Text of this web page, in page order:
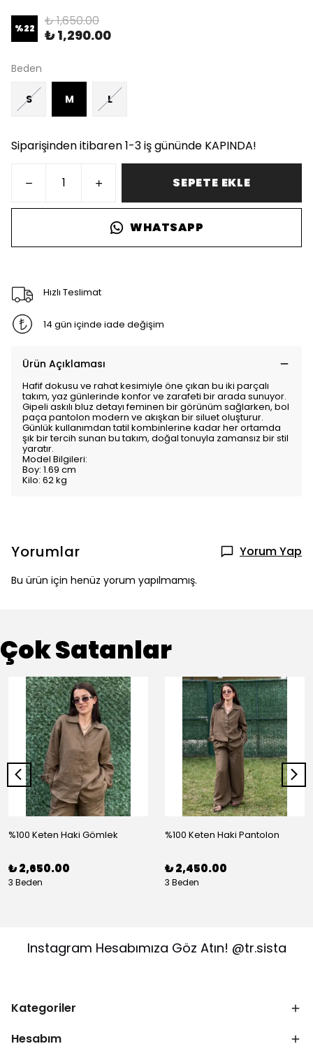
%22 ₺ 1,650.00
₺ 1,290.00
Beden
S M L
Siparişinden itibaren 1-3 iş gününde KAPINDA!
SEPETE EKLE
WHATSAPP
Hızlı Teslimat
14 gün içinde iade değişim
Ürün Açıklaması
Hafif dokusu ve rahat kesimiyle öne çıkan bu iki parçalı
takım, yaz günlerinde konfor ve zarafeti bir arada sunuyor.
Gipeli askılı bluz detayı feminen bir görünüm sağlarken, bol
paça pantolon modern ve akışkan bir siluet oluşturur.
Günlük kullanımdan tatil kombinlerine kadar her ortamda
şık bir tercih sunan bu takım, doğal tonuyla zamansız bir stil
yaratır.
Model Bilgileri:
Boy: 1.69 cm
Kilo: 62 kg
Yorumlar Yorum Yap
Bu ürün için henüz yorum yapılmamış.
Çok Satanlar
%100 Keten Haki Gömlek
₺ 2,650.00
3 Beden
%100 Keten Haki Pantolon
₺ 2,450.00
3 Beden
Instagram Hesabımıza Göz Atın! @tr.sista
Kategoriler
Hesabım